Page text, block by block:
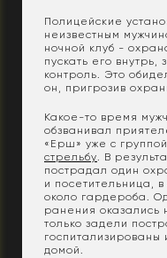
Полицейские
неизвестным
ночной клуб -
пускать его
контроль. Это
он, пригрозив
Какое-то время
обзванивал
«Ерш» уже с
стрельбу. В
пострадал один
и посетительница,
около гардероба.
ранения оказались
только задели
госпитализированы
домой.